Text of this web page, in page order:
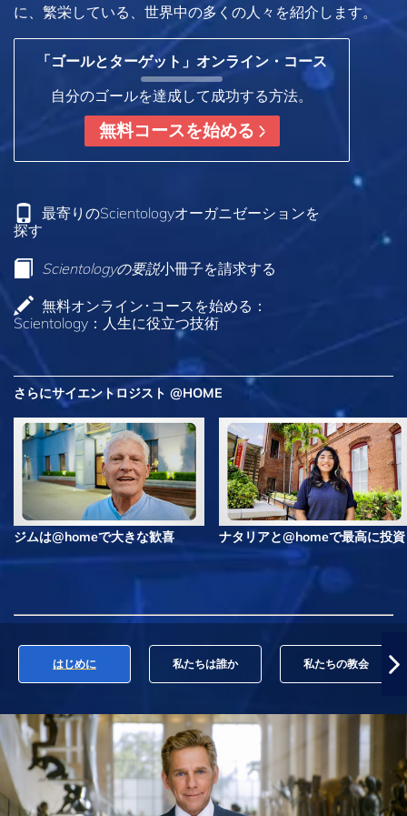
に、繁栄している、世界中の多くの人々を紹介します。
「ゴールとターゲット」オンライン・コース
自分のゴールを達成して成功する方法。
無料コースを始める
最寄りのScientologyオーガニゼーションを
探す
Scientologyの要説小冊子を請求する
無料オンライン･コースを始める：
Scientology：人生に役立つ技術
さらにサイエントロジスト @HOME
ジムは@homeで大きな歓喜 ナタリアと@homeで最高に投資
はじめに 私たちは誰か 私たちの教会